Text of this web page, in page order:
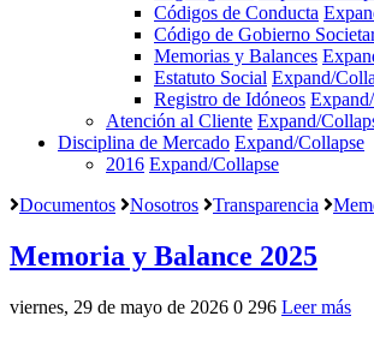
Códigos de Conducta
Código de Gobierno
Memorias y Balances
Estatuto Social Expand/
Registro de Idóneos
Atención al Cliente Expand/
Disciplina de Mercado Expand/Collapse
2016 Expand/Collapse
Documentos
Nosotros Transparencia
Memoria y Balance 2025
viernes, 29 de mayo de 2026 0 296 Leer más